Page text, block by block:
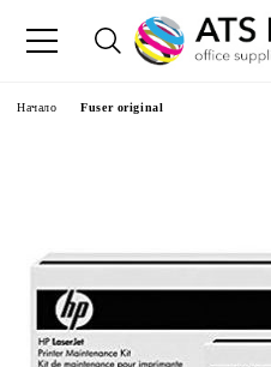
Начало Fuser original